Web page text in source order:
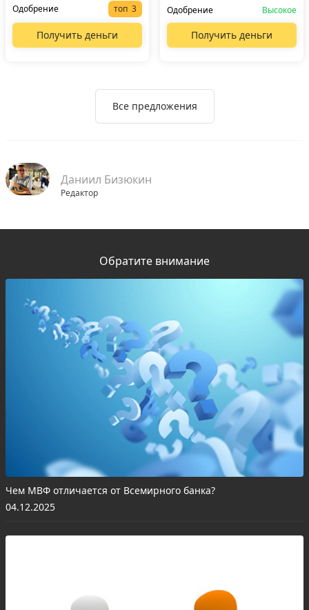
Одобрение
топ
Получить деньги
Одобрение
Высокое
Получить деньги
Все предложения
Даниил Бизюкин
Редактор
Обратите внимание
Чем МВФ отличается от Всемирного банка?
04.12.2025